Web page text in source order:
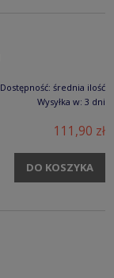
Dostępność: średnia ilość
Wysyłka w: 3 dni
111,90 zł
DO KOSZYKA